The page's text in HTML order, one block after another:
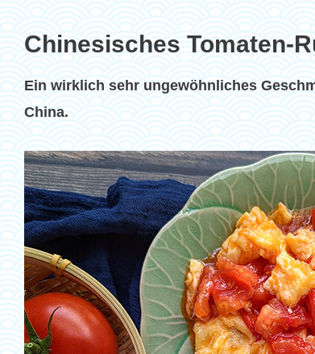
Chinesisches Tomaten-
Ein wirklich sehr ungewöhnliches
China.